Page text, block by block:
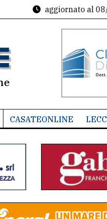
aggiornato al
CASATEONLINE